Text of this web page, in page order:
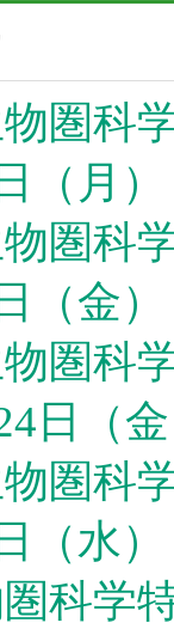
物圏科
月）
物圏科
金）
物圏科
日（
物圏科
水）
科学